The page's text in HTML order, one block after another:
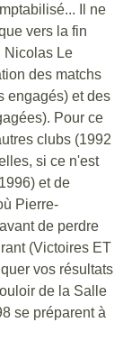
Il ne
vers la fin
Nicolas Le
des matchs
engagés) et des
Pour ce
clubs (1992
si ce n'est
et de
Pierre-
de perdre
(Victoires ET
vos résultats
de la Salle
se préparent à